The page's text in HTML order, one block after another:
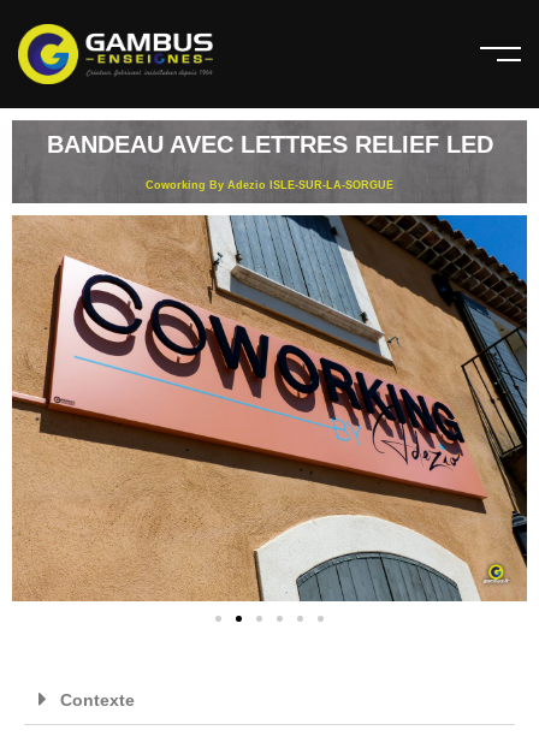
BANDEAU AVEC LETTRES RELIEF LED
Coworking By Adezio ISLE-SUR-LA-SORGUE
Contexte